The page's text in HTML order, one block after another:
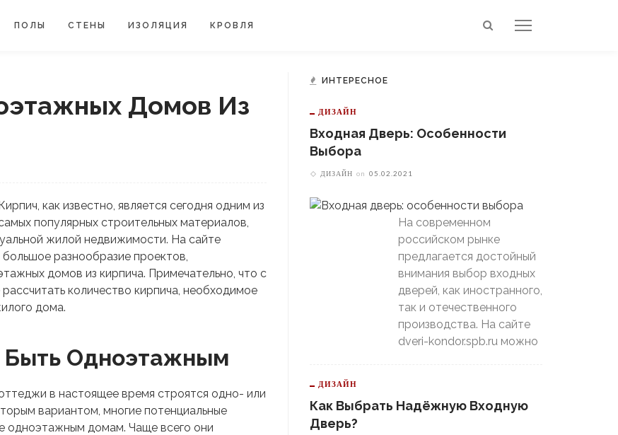
ПОЛЫ СТЕНЫ ИЗОЛЯЦИЯ КРОВЛЯ
Домов Из
как известно, является сегодня одним из
популярных строительных материалов,
жилой недвижимости. На сайте
разнообразие проектов,
домов из кирпича. Примечательно, что с
количество кирпича, необходимое
дома.
Одноэтажным
в настоящее время строятся одно- или
вариантом, многие потенциальные
одноэтажным домам. Чаще всего они
ИНТЕРЕСНОЕ
ДИЗАЙН
Входная Дверь: Особенности
Выбора
ДИЗАЙН on 05.02.2021
На современном
российском рынке
предлагается достойный
внимания выбор входных
дверей, как иностранного,
так и отечественного
производства. На сайте
dveri-kondor.spb.ru можно
ДИЗАЙН
Как Выбрать Надёжную Входную
Дверь?